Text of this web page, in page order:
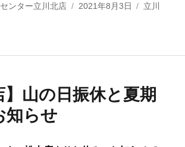
ンター立川北店
投
2021年8月3日
カ
立川
】山の日振休と夏期
知らせ